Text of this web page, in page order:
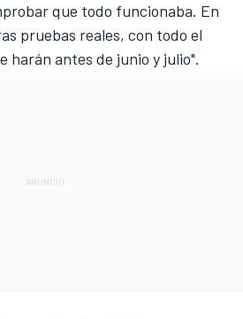
que todo funcionaba. En
pruebas reales, con todo el
harán antes de junio y julio".